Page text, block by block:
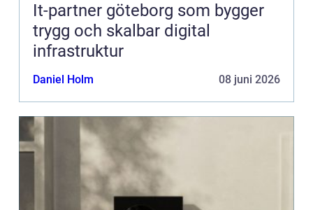
It-partner göteborg som bygger
trygg och skalbar digital
infrastruktur
Daniel Holm 08 juni 2026